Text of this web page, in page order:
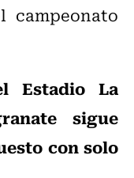
campeonato
Estadio La
sigue
con solo